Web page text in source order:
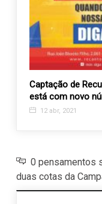
Captação de
está com novo
12 abr, 2021
0 pensamentos
duas cotas da